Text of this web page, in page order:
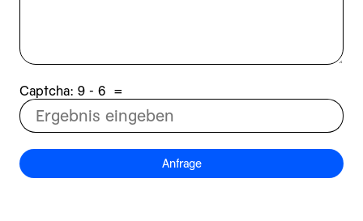
Captcha: 6 - 9 =
Anfrage